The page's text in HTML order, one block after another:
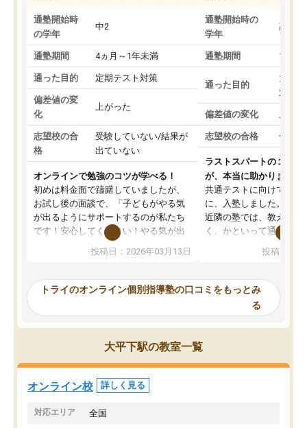
通塾開始時
の学年
中2
通塾期間 4ヵ月～1年未満
通った目的 定期テスト対策
偏差値の変
化
上がった
志望校の合
格
受験していない/結果が
出ていない
オンラインで勉強のコツが学べる！
初めは料金面で躊躇していましたが、
お試し後の面談で、「子どもがやる気
が出るようにサポートするのが私たち
です！安心してください！やる気が出
ないのは私たち講師の責任です」と言
ってくださり、確かに！と考えて、思
ったんですが、学生の先生から学ぶこ
み、徐々に成績が上がったらいいなと
思っていました。何が今足りないのか
を的確に指導いただき、子どももびっ
くりするほど楽しんでやる気を持って
塾を受けています。狙い通り、少しず
つ成績も上がり、苦手意識も無くなっ
てきたので、さらに苦手な数学も追加
でお願いしました。来年の高校受験に
投稿日：2026年03月13日
通塾開始時の
学年
高3
通塾期間 1～3
通った目的
大学
対策
偏差値の変化
志望校の合格 合格
ラストスパートの１か月
が、本当に助かりました
共通テストに向けての追
に、入塾しました。田舎
近隣の塾では、教えても
く、かといって通うには
可能なので本当に助か
らないところをピンポイ
頂いて、とてもわかり
していました。一生を
スト、多少お金がかかっ
投稿日：
トライのオンライン個別指導塾の口コミをもっとみ
る
大平下駅の教室一覧
オンライン校 詳しく見る
対応エリア 全国